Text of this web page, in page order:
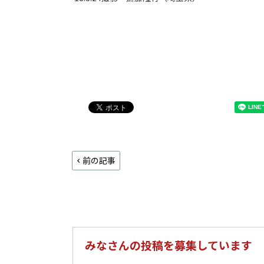
前の記事
みなさんの投稿を募集しています